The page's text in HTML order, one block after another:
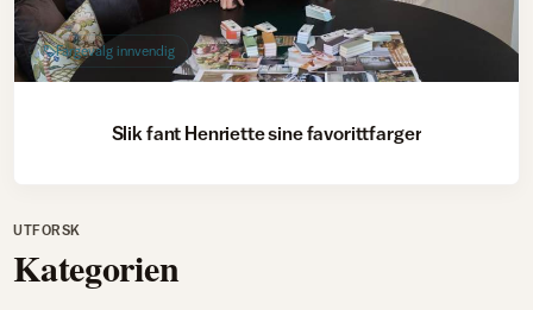
Fargevalg innvendig
Slik fant Henriette sine favorittfarger
UTFORSK
Kategorien